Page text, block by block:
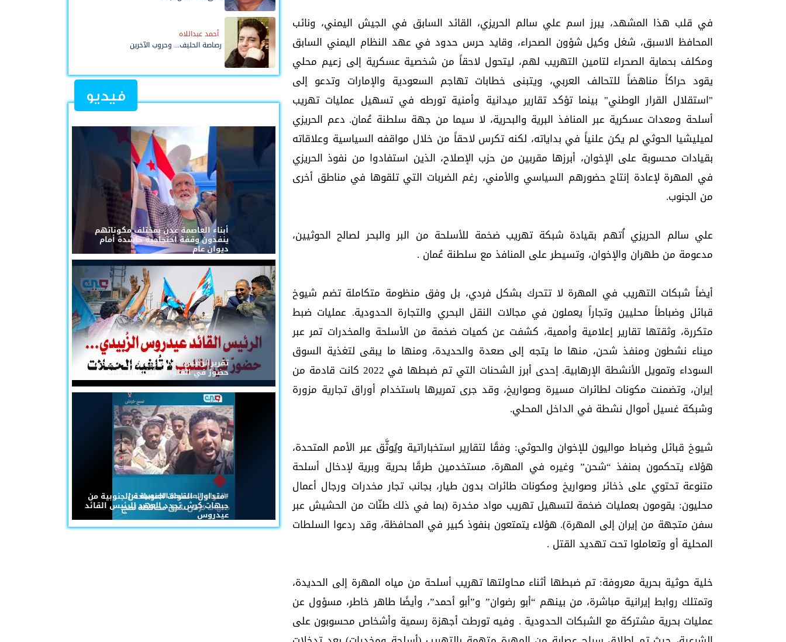
في قلب هذا المشهد، يبرز اسم علي سالم الحريزي، القائد السابق في الجيش اليمني، ونائب
المحافظ الاسبق، شغل وكيل شؤون الصحراء، وقايد حرس حدود في عهد النظام اليمني السابق
ومكلف بحماية الصحراء لتامين التهريب لهم، ليتحول لاحقاً من شخصية عسكرية إلى زعيم محلي
يقود حراكاً مناهضاً للتحالف العربي، ويتبنى خطابات تهاجم السعودية والإمارات وتدعو إلى
"استقلال القرار الوطني" بينما تؤكد تقارير ميدانية وأمنية تورطه في تسهيل عمليات تهريب
أسلحة ومعدات عسكرية عبر المنافذ البرية والبحرية، لا سيما من جهة سلطنة عُمان. دعم الحريزي
لميليشيا الحوثي لم يكن علنياً في بداياته، لكنه تكرس لاحقاً من خلال مواقفه السياسية وعلاقاته
بقيادات محسوبة على الإخوان، أبرزها مقربين من حزب الإصلاح، الذين استفادوا من نفوذ الحريزي
في المهرة لإعادة إنتاج حضورهم السياسي والأمني، رغم الضربات التي تلقوها في مناطق أخرى
من الجنوب.
علي سالم الحريزي اُتهم بقيادة شبكة تهريب ضخمة للأسلحة من البر والبحر لصالح الحوثيين،
مدعومة من طهران والإخوان، وتسيطر على المنافذ مع سلطنة عُمان .
أيضاً شبكات التهريب في المهرة لا تتحرك بشكل فردي، بل وفق منظومة متكاملة تضم شيوخ
قبائل وضباطاً محليين وتجاراً يعملون في مجالات النقل البحري والتجارة الحدودية. عمليات ضبط
متكررة، وثقتها تقارير إعلامية وأممية، كشفت عن كميات ضخمة من الأسلحة والمخدرات تمر عبر
ميناء نشطون ومنفذ شحن، منها ما يتجه إلى صعدة والحديدة، ومنها ما يبقى لتغذية السوق
السوداء وتمويل الأنشطة الإرهابية. إحدى أبرز الشحنات التي تم ضبطها في 2022 كانت قادمة من
إيران، وتضمنت مكونات لطائرات مسيرة وصواريخ، وقد جرى تمريرها باستخدام أوراق تجارية مزورة
وشبكة غسيل أموال نشطة في الداخل المحلي.
شيوخ قبائل وضباط مواليون للإخوان والحوثي: وفقًا لتقارير استخباراتية ويُوثَّق عبر الأمم المتحدة،
هؤلاء يتحكمون بمنفذ “شحن” وغيره في المهرة، مستخدمين طرقًا بحرية وبرية لإدخال أسلحة
متنوعة تحتوي على ذخائر وصواريخ ومكونات طائرات بدون طيار، بجانب تجار مخدرات ورجال أعمال
محليون: يقومون بعمليات ضخمة لتسهيل تهريب مواد مخدرة (بما في ذلك طنّات من الحشيش عبر
سفن متجهة من إيران إلى المهرة). هؤلاء يتمتعون بنفوذ كبير في المحافظة، وقد ردعوا السلطات
المحلية أو وتعاملوا تحت تهديد القتل .
خلية حوثية بحرية معروفة: تم ضبطها أثناء محاولتها تهريب أسلحة من مياه المهرة إلى الحديدة،
وتمتلك روابط إيرانية مباشرة، من بينهم “أبو رضوان” و”أبو أحمد”، وأيضًا طاهر خاطر، مسؤول عن
عمليات بحرية مشتركة مع الشبكات الحدودية . وفيه تورطت أجهزة رسمية وأشخاص محسوبون على
أحمد عبداللاه
رصاصة الحليف... وحروب الآخرين
فيديو
أبناء العاصمة عدن بمختلف مكوناتهم
ينفذون وقفة احتجاجية حاشدة أمام
ديوان عام
تقريرالرئيس القائد عيدروس الزُبيدي...
حضورٌ في القلوب لا تُلغيه الحملات
#متداول: القوات المسلحة الجنوبية من
جبهات كرش تجدد العهد للرئيس القائد
عيدروس